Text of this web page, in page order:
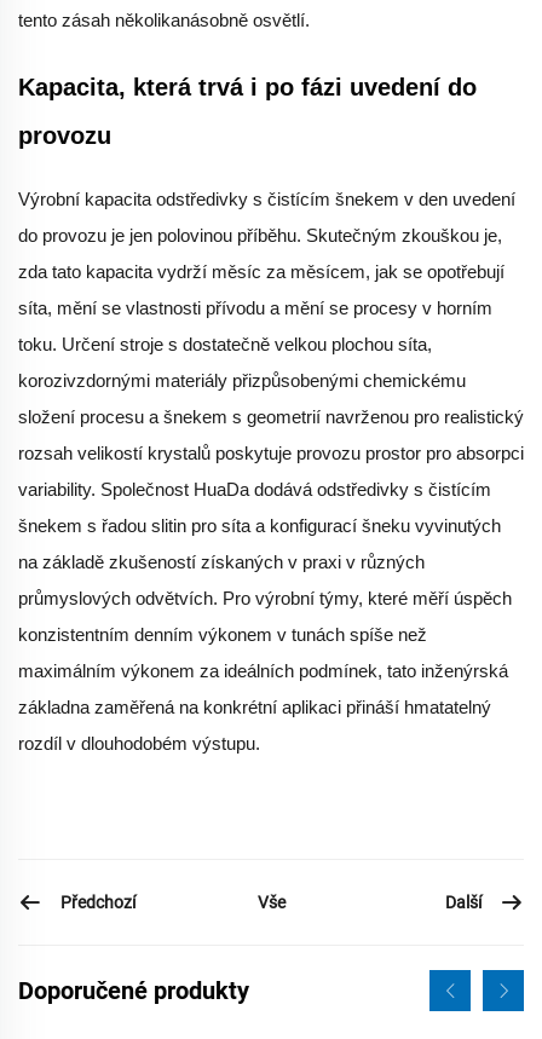
tento zásah několikanásobně osvětlí.
Kapacita, která trvá i po fázi uvedení do
provozu
Výrobní kapacita odstředivky s čistícím šnekem v den uvedení
do provozu je jen polovinou příběhu. Skutečným zkouškou je,
zda tato kapacita vydrží měsíc za měsícem, jak se opotřebují
síta, mění se vlastnosti přívodu a mění se procesy v horním
toku. Určení stroje s dostatečně velkou plochou síta,
korozivzdornými materiály přizpůsobenými chemickému
složení procesu a šnekem s geometrií navrženou pro realistický
rozsah velikostí krystalů poskytuje provozu prostor pro absorpci
variability. Společnost HuaDa dodává odstředivky s čistícím
šnekem s řadou slitin pro síta a konfigurací šneku vyvinutých
na základě zkušeností získaných v praxi v různých
průmyslových odvětvích. Pro výrobní týmy, které měří úspěch
konzistentním denním výkonem v tunách spíše než
maximálním výkonem za ideálních podmínek, tato inženýrská
základna zaměřená na konkrétní aplikaci přináší hmatatelný
rozdíl v dlouhodobém výstupu.
Předchozí Vše Další
Doporučené produkty